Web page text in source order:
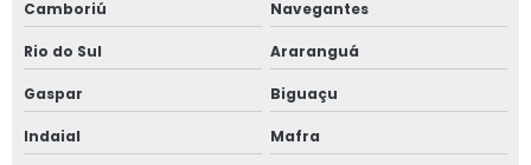
Camboriú Navegantes
Rio do Sul Araranguá
Gaspar Biguaçu
Indaial Mafra